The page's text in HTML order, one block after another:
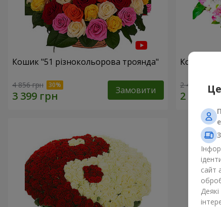
Кошик "51 різнокольорова троянда"
4 856 грн Замовити
Кошик
2 469 грн
сайт